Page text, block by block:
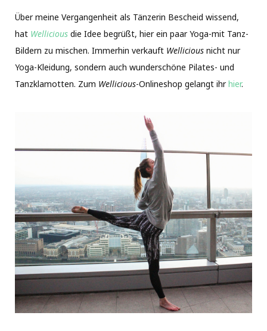
Über meine Vergangenheit als Tänzerin Bescheid wissend,
hat Wellicious die Idee begrüßt, hier ein paar Yoga-mit Tanz-
Bildern zu mischen. Immerhin verkauft Wellicious nicht nur
Yoga-Kleidung, sondern auch wunderschöne Pilates- und
Tanzklamotten. Zum Wellicious-Onlineshop gelangt ihrhier.